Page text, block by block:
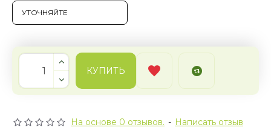
На основе 0 отзывов. - Написать отзыв
УТОЧНЯЙТЕ
КУПИТЬ